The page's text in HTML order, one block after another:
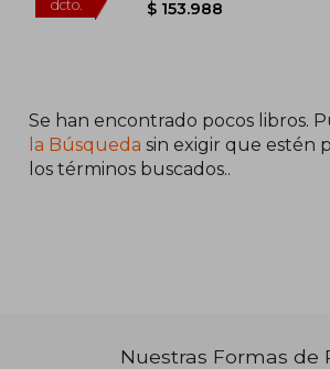
Se han encontrado pocos libros.
la Búsqueda sin exigir que estén
los términos buscados..
Nuestras Formas de